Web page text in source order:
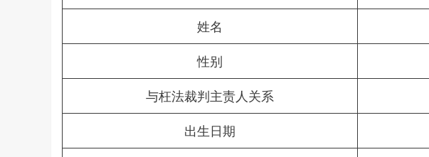
姓名
性别
与枉法裁判主责人关系
出生日期